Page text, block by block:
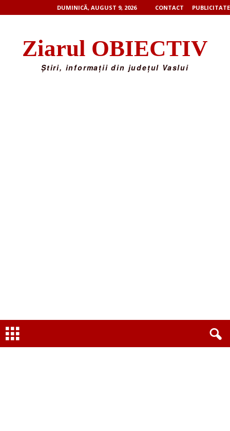
DUMINICĂ, AUGUST 9, 2026 CONTACT PUBLICITATE
Ziarul OBIECTIV
Știri, informații din județul Vaslui